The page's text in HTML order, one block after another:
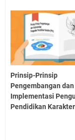
Prinsip-Prinsip
Pengembangan dan
Implementasi
Pendidikan